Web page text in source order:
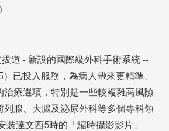
道 - 新設的國際級外科手術系統 --
已投入服務，為病人帶來更精準、
治療選項，特別是一些較複雜高風險
列腺、大腸及泌尿外科等多個專科領
裝達文西5時的「縮時攝影影片」